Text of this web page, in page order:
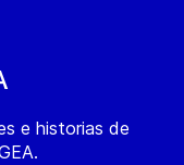
e historias de